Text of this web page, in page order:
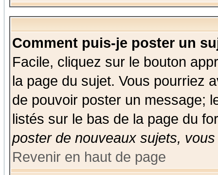
Comment puis-je poster un
Facile, cliquez sur le bouton
la page du sujet. Vous pourriez
de pouvoir poster un message;
listés sur le bas de la page du
poster de nouveaux sujets,
Revenir en haut de page